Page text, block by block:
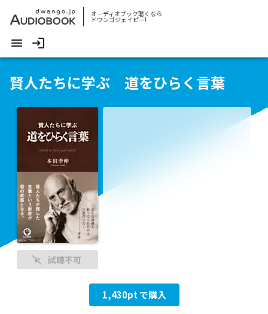
オーディオブック聴くなら
ドワンゴジェイピー!
賢人たちに学ぶ 道をひらく言葉
試聴不可
1,430pt で購入